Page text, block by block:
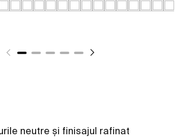
neutre și finisajul rafinat